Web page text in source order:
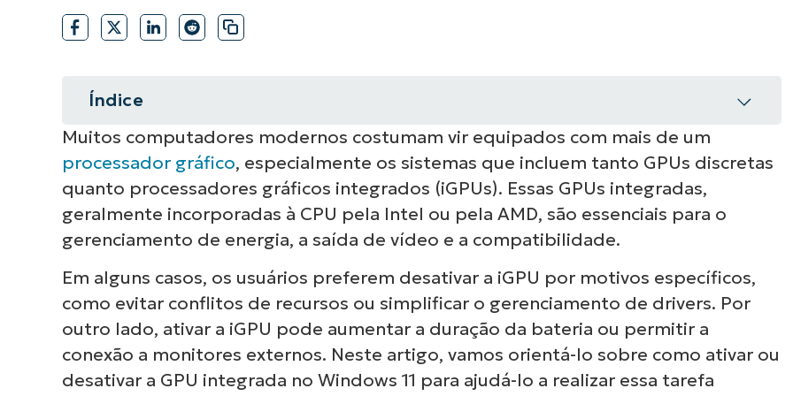
Índice
Resumo instantâneo
Como gerenciar a iGPU no Windows 11
Muitos computadores modernos costumam vir equipados com mais de um
processador gráfico, especialmente os sistemas que incluem tanto GPUs discretas
quanto processadores gráficos integrados (iGPUs). Essas GPUs integradas,
geralmente incorporadas à CPU pela Intel ou pela AMD, são essenciais para o
gerenciamento de energia, a saída de vídeo e a compatibilidade.
Em alguns casos, os usuários preferem desativar a iGPU por motivos específicos,
como evitar conflitos de recursos ou simplificar o gerenciamento de drivers. Por
outro lado, ativar a iGPU pode aumentar a duração da bateria ou permitir a
conexão a monitores externos. Neste artigo, vamos orientá-lo sobre como ativar ou
desativar a GPU integrada no Windows 11 para ajudá-lo a realizar essa tarefa